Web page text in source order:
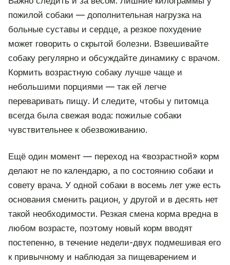
пожилой собаки — дополнительная нагрузка на
больные суставы и сердце, а резкое похудение
может говорить о скрытой болезни. Взвешивайте
собаку регулярно и обсуждайте динамику с врачом.
Кормить возрастную собаку лучше чаще и
небольшими порциями — так ей легче
переваривать пищу. И следите, чтобы у питомца
всегда была свежая вода: пожилые собаки
чувствительнее к обезвоживанию.
Ещё один момент — переход на «возрастной» корм
делают не по календарю, а по состоянию собаки и
совету врача. У одной собаки в восемь лет уже есть
основания сменить рацион, у другой и в десять нет
такой необходимости. Резкая смена корма вредна в
любом возрасте, поэтому новый корм вводят
постепенно, в течение недели-двух подмешивая его
к привычному и наблюдая за пищеварением и